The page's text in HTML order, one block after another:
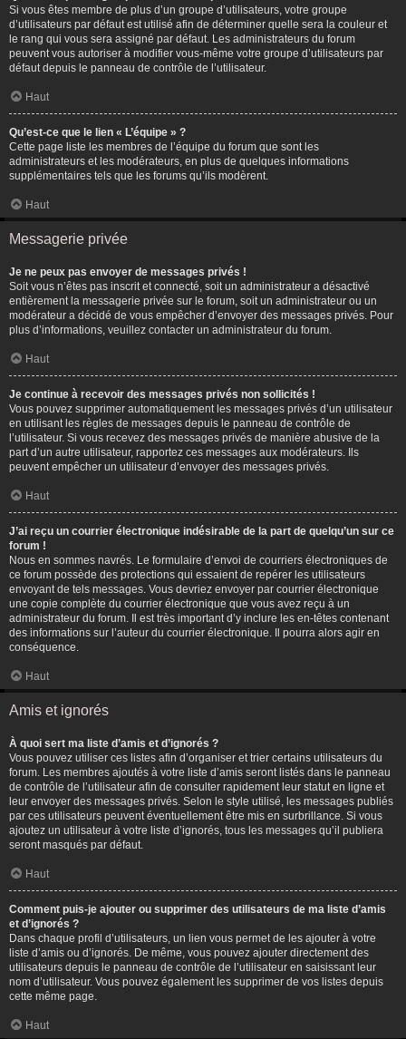
Si vous êtes membre de plus d’un groupe d’utilisateurs, votre groupe
d’utilisateurs par défaut est utilisé afin de déterminer quelle sera la couleur et
le rang qui vous sera assigné par défaut. Les administrateurs du forum
peuvent vous autoriser à modifier vous-même votre groupe d’utilisateurs par
défaut depuis le panneau de contrôle de l’utilisateur.
Haut
Qu’est-ce que le lien « L’équipe » ?
Cette page liste les membres de l’équipe du forum que sont les
administrateurs et les modérateurs, en plus de quelques informations
supplémentaires tels que les forums qu’ils modèrent.
Haut
Messagerie privée
Je ne peux pas envoyer de messages privés !
Soit vous n’êtes pas inscrit et connecté, soit un administrateur a désactivé
entièrement la messagerie privée sur le forum, soit un administrateur ou un
modérateur a décidé de vous empêcher d’envoyer des messages privés. Pour
plus d’informations, veuillez contacter un administrateur du forum.
Haut
Je continue à recevoir des messages privés non sollicités !
Vous pouvez supprimer automatiquement les messages privés d’un utilisateur
en utilisant les règles de messages depuis le panneau de contrôle de
l’utilisateur. Si vous recevez des messages privés de manière abusive de la
part d’un autre utilisateur, rapportez ces messages aux modérateurs. Ils
peuvent empêcher un utilisateur d’envoyer des messages privés.
Haut
J’ai reçu un courrier électronique indésirable de la part de quelqu’un sur ce
forum !
Nous en sommes navrés. Le formulaire d’envoi de courriers électroniques de
ce forum possède des protections qui essaient de repérer les utilisateurs
envoyant de tels messages. Vous devriez envoyer par courrier électronique
une copie complète du courrier électronique que vous avez reçu à un
administrateur du forum. Il est très important d’y inclure les en-têtes contenant
des informations sur l’auteur du courrier électronique. Il pourra alors agir en
conséquence.
Haut
Amis et ignorés
À quoi sert ma liste d’amis et d’ignorés ?
Vous pouvez utiliser ces listes afin d’organiser et trier certains utilisateurs du
forum. Les membres ajoutés à votre liste d’amis seront listés dans le panneau
de contrôle de l’utilisateur afin de consulter rapidement leur statut en ligne et
leur envoyer des messages privés. Selon le style utilisé, les messages publiés
par ces utilisateurs peuvent éventuellement être mis en surbrillance. Si vous
ajoutez un utilisateur à votre liste d’ignorés, tous les messages qu’il publiera
seront masqués par défaut.
Haut
Comment puis-je ajouter ou supprimer des utilisateurs de ma liste d’amis
et d’ignorés ?
Dans chaque profil d’utilisateurs, un lien vous permet de les ajouter à votre
liste d’amis ou d’ignorés. De même, vous pouvez ajouter directement des
utilisateurs depuis le panneau de contrôle de l’utilisateur en saisissant leur
nom d’utilisateur. Vous pouvez également les supprimer de vos listes depuis
cette même page.
Haut